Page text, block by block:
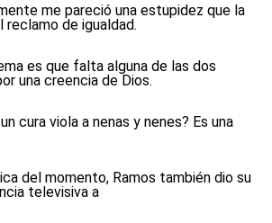
me pareció una estupidez que la
de igualdad.
es que falta alguna de las dos
una creencia de Dios.
cura viola a nenas y nenes? Es una
del momento, Ramos también dio su
televisiva a